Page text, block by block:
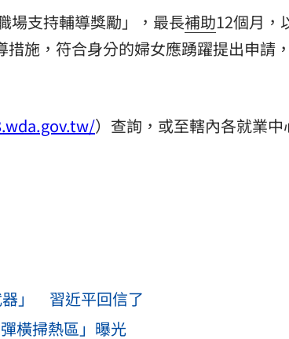
場支持輔導獎勵」，最長補助12個月，
施，符合身分的婦女應踴躍提出申請
）查詢，或至轄內各就業中
器」 習近平回信了
橫掃熱區」曝光